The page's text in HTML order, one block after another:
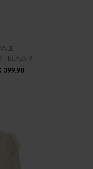
BLAZER
399,98